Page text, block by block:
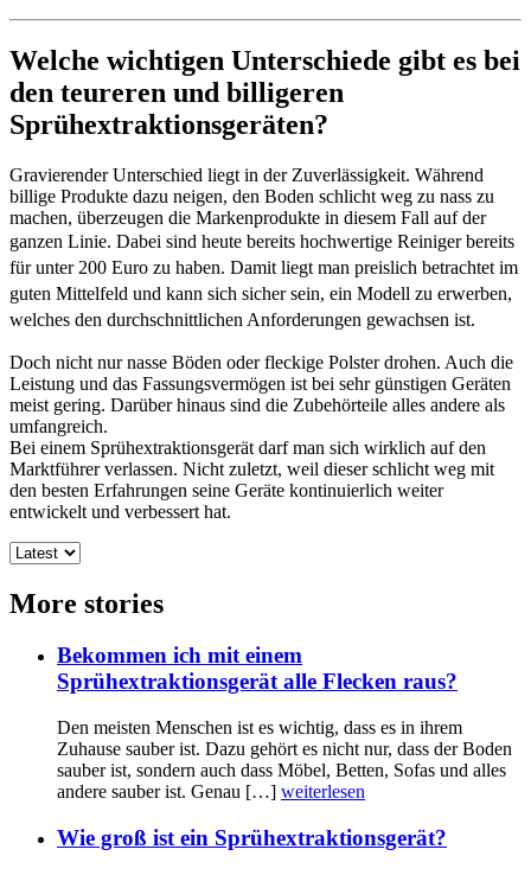
Welche wichtigen Unterschiede gibt es bei
den teureren und billigeren
Sprühextraktionsgeräten?
Gravierender Unterschied liegt in der Zuverlässigkeit. Während
billige Produkte dazu neigen, den Boden schlicht weg zu nass zu
machen, überzeugen die Markenprodukte in diesem Fall auf der
ganzen Linie. Dabei sind heute bereits hochwertige Reiniger bereits
für unter 200 Euro zu haben. Damit liegt man preislich betrachtet im
guten Mittelfeld und kann sich sicher sein, ein Modell zu erwerben,
welches den durchschnittlichen Anforderungen gewachsen ist.
Doch nicht nur nasse Böden oder fleckige Polster drohen. Auch die
Leistung und das Fassungsvermögen ist bei sehr günstigen Geräten
meist gering. Darüber hinaus sind die Zubehörteile alles andere als
umfangreich.
Bei einem Sprühextraktionsgerät darf man sich wirklich auf den
Marktführer verlassen. Nicht zuletzt, weil dieser schlicht weg mit
den besten Erfahrungen seine Geräte kontinuierlich weiter
entwickelt und verbessert hat.
More stories
Bekommen ich mit einem
Sprühextraktionsgerät alle Flecken raus?
Den meisten Menschen ist es wichtig, dass es in ihrem
Zuhause sauber ist. Dazu gehört es nicht nur, dass der Boden
sauber ist, sondern auch dass Möbel, Betten, Sofas und alles
andere sauber ist. Genau […] weiterlesen
Wie groß ist ein Sprühextraktionsgerät?